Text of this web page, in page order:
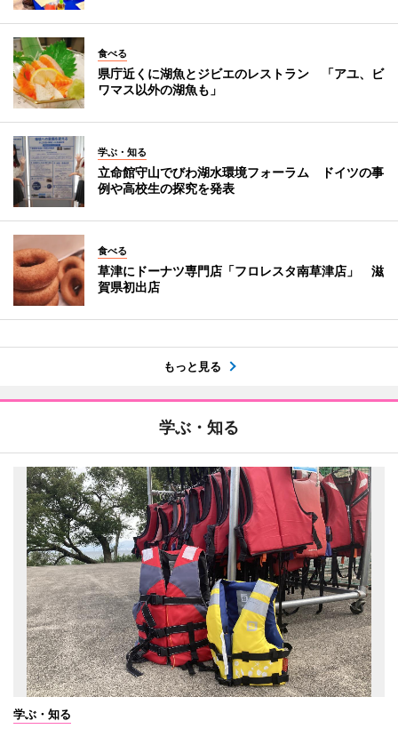
食べる
県庁近くに湖魚とジビエのレストラン 「アユ、ビ
ワマス以外の湖魚も」
学ぶ・知る
立命館守山でびわ湖水環境フォーラム ドイツの事
例や高校生の探究を発表
食べる
草津にドーナツ専門店「フロレスタ南草津店」 滋
賀県初出店
もっと見る
学ぶ・知る
学ぶ・知る